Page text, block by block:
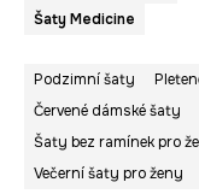
Šaty Medicine
Podzimní šaty
Červené dámské šaty
Šaty bez ramínek pro
Večerní šaty pro ženy